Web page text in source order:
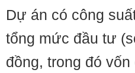
Dự án có công
tổng mức đầu tư
đồng, trong đó